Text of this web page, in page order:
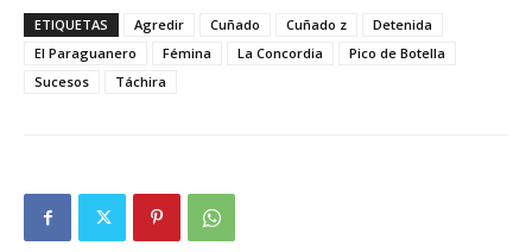
ETIQUETAS Agredir Cuñado Cuñado z
Detenida
El Paraguanero
Fémina La Concordia
Pico de Botella
Sucesos
Táchira